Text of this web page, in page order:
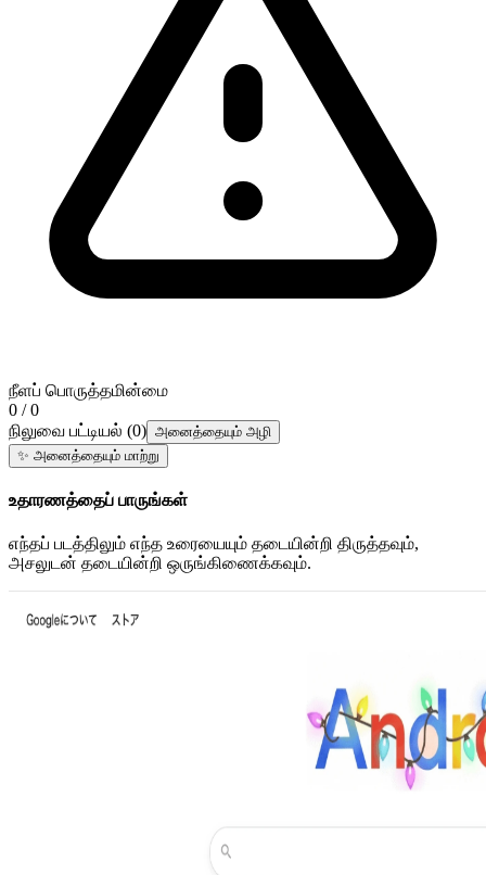
நீளப் பொருத்தமின்மை
0 / 0
நிலுவை பட்டியல் (0) அனைத்தையும் அழி
✨ அனைத்தையும் மாற்று
உதாரணத்தைப் பாருங்கள்
எந்தப் படத்திலும் எந்த உரையையும் தடையின்றி திருத்தவும்,
அசலுடன் தடையின்றி ஒருங்கிணைக்கவும்.